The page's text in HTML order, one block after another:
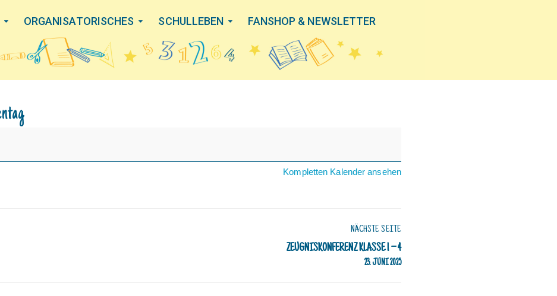
ORGANISATORISCHES SCHULLEBEN FANSHOP & NEWSLETTER
Kompletten Kalender ansehen
NÄCHSTE SEITE
ZEUGNISKONFERENZ KLASSE 1 – 4
23. JUNI 2025